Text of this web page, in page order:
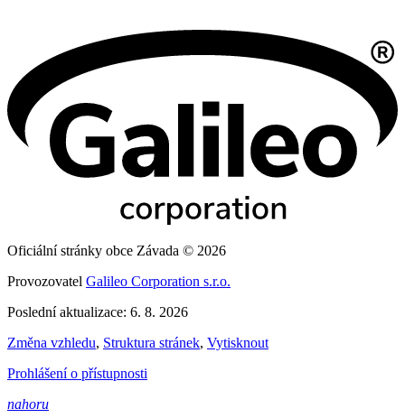
Oficiální stránky obce Závada © 2026
Provozovatel Galileo Corporation s.r.o.
Poslední aktualizace: 6. 8. 2026
Změna vzhledu, Struktura stránek, Vytisknout
Prohlášení o přístupnosti
nahoru